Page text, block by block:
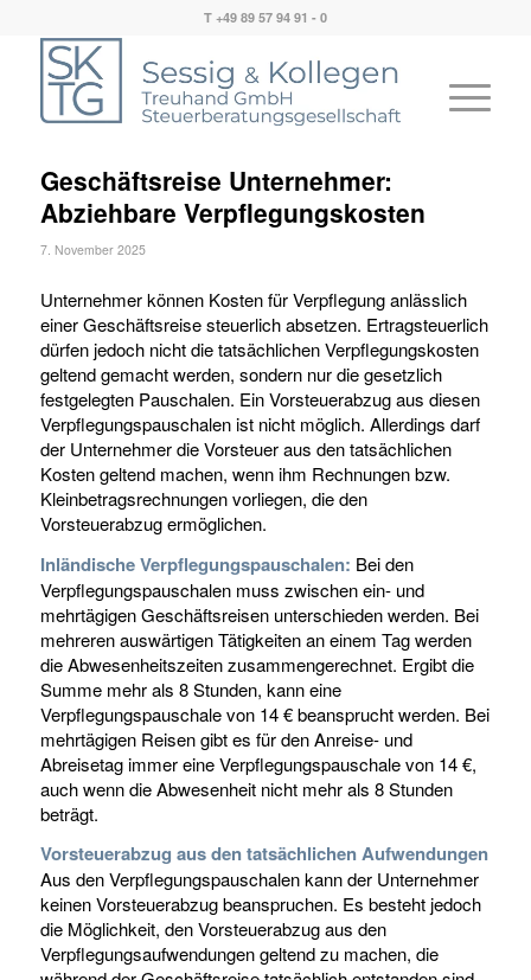
T +49 89 57 94 91 - 0
Geschäftsreise Unternehmer:
Abziehbare Verpflegungskosten
7. November 2025
Unternehmer können Kosten für Verpflegung anlässlich
einer Geschäftsreise steuerlich absetzen. Ertragsteuerlich
dürfen jedoch nicht die tatsächlichen Verpflegungskosten
geltend gemacht werden, sondern nur die gesetzlich
festgelegten Pauschalen. Ein Vorsteuerabzug aus diesen
Verpflegungspauschalen ist nicht möglich. Allerdings darf
der Unternehmer die Vorsteuer aus den tatsächlichen
Kosten geltend machen, wenn ihm Rechnungen bzw.
Kleinbetragsrechnungen vorliegen, die den
Vorsteuerabzug ermöglichen.
Inländische Verpflegungspauschalen: Bei den
Verpflegungspauschalen muss zwischen ein- und
mehrtägigen Geschäftsreisen unterschieden werden. Bei
mehreren auswärtigen Tätigkeiten an einem Tag werden
die Abwesenheitszeiten zusammengerechnet. Ergibt die
Summe mehr als 8 Stunden, kann eine
Verpflegungspauschale von 14 € beansprucht werden. Bei
mehrtägigen Reisen gibt es für den Anreise- und
Abreisetag immer eine Verpflegungspauschale von 14 €,
auch wenn die Abwesenheit nicht mehr als 8 Stunden
beträgt.
Vorsteuerabzug aus den tatsächlichen Aufwendungen
Aus den Verpflegungspauschalen kann der Unternehmer
keinen Vorsteuerabzug beanspruchen. Es besteht jedoch
die Möglichkeit, den Vorsteuerabzug aus den
Verpflegungsaufwendungen geltend zu machen, die